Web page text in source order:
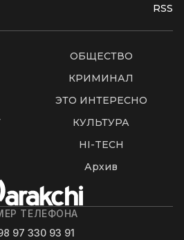
RSS
ОБЩЕСТВО
КРИМИНАЛ
ЭТО ИНТЕРЕСНО
КУЛЬТУРА
HI-TECH
Архив
ТЕЛЕФОНА
97 330 93 91